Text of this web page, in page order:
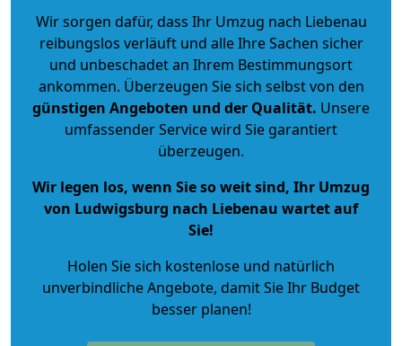
Wir sorgen dafür, dass Ihr Umzug nach Liebenau
reibungslos verläuft und alle Ihre Sachen sicher
und unbeschadet an Ihrem Bestimmungsort
ankommen. Überzeugen Sie sich selbst von den
günstigen Angeboten und der Qualität. Unsere
umfassender Service wird Sie garantiert
überzeugen.
Wir legen los, wenn Sie so weit sind, Ihr Umzug
von Ludwigsburg nach Liebenau wartet auf
Sie!
Holen Sie sich kostenlose und natürlich
unverbindliche Angebote, damit Sie Ihr Budget
besser planen!